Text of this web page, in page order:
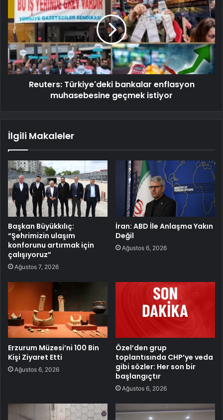
Reuters: Türkiye'deki bankalar enflasyon
muhasebesine geçmek istiyor
İlgili Makaleler
Başkan Büyükkılıç:
“Şehrimizin ulaşım
konforunu artırmak için
çalışıyoruz”
Ağustos 7, 2026
İran: ABD İle Anlaşma Yakın
Değil
Ağustos 6, 2026
Erzurum Müzesi’ni 100 Bin
Kişi Ziyaret Etti
Ağustos 6, 2026
Özel’den grup
toplantısında CHP’ye veda
gibi sözler: Her son bir
başlangıçtır
Ağustos 6, 2026